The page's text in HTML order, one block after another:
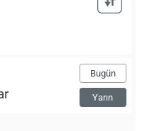
Bugün
Yarın